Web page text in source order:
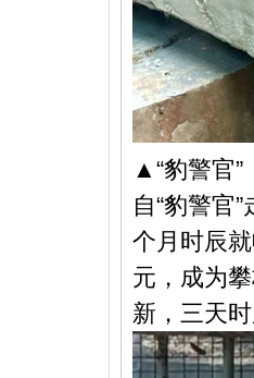
▲“豹警官”
自“豹警官
个月时辰
元，成为
新，三天